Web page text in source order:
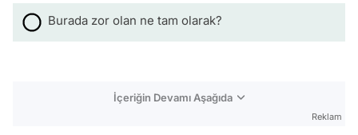
Burada zor olan ne tam olarak?
İçeriğin Devamı Aşağıda
Reklam